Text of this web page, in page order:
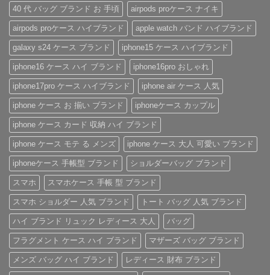
ル
ダ
ー
ス
ト
ラ
ッ
プ
付
き
ハ
イ
ブ
ラ
ン
ド
iPhone
ケ
ー
ス
の
ご
紹
へ
の
ン・
グ
ッ
チ
風
手
帳
型
iPhone
ケ
ー
ス
の
魅
力
を
徹
底
レ
ビ
ュ
ー！
へ
す
す
め！
性
別
を
問
わ
ず
愛
さ
れ
る
「ル
イ・
ヴ
ィ
ト
ン
iPhone
ケ
ー
ス」
の
感
を、
美
し
く。
憧
れ
ブ
ラ
ン
ド
風
ベ
ル
ト
付
き
iPhone
ケ
ー
ス
へ
の
あ
り
ま
せ
ん
40 代 バッグ ブランド お 手頃 airpods proケース ナイキ
airpods proケース ハイブランド apple watch バンド ハイブランド
galaxy s24 ケース ブランド iphone15 ケース ハイブランド
iphone16 ケース ハイ ブランド iphone16pro おしゃれ
iphone17pro ケース ハイブランド iphone air ケース 人気
iphone ケース お 揃い ブランド iphoneケース カップル
iphone ケース カード 収納 ハイ ブランド
iphone ケース モテ る メンズ iphone ケース 大人 可愛い ブランド
iphoneケース 手帳型 ブランド ショルダーバッグ ブランド
スマホ スマホケース 手帳 型 ブランド
スマホ ショルダー 人気 ブランド トート バッグ 人気 ブランド
ハイ ブランド リュック レディース 大人 バッグ
フラグメント ケース ハイ ブランド マザーズ バッグ ブランド
メンズ バッグ ハイ ブランド レディース 財布 ブランド